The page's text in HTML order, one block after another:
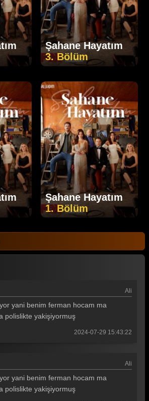
Şahane Hayatım
3. Bölüm
Şahane Hayatım
1. Bölüm
Ali
yani benim ferman hocam ma
polislikte yakişiyormuş
2024-07-29 15:43:22
Ali
yani benim ferman hocam ma
polislikte yakişiyormuş